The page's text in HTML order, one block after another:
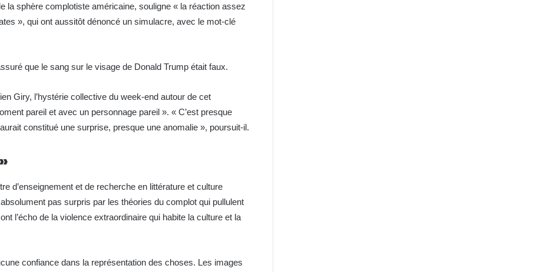
la sphère complotiste américaine, souligne « la réaction assez
», qui ont aussitôt dénoncé un simulacre, avec le mot-clé
que le sang sur le visage de Donald Trump était faux.
Giry, l’hystérie collective du week-end autour de cet
pareil et avec un personnage pareil ». « C’est presque
constitué une surprise, presque une anomalie », poursuit-il.
d’enseignement et de recherche en littérature et culture
pas surpris par les théories du complot qui pullulent
l’écho de la violence extraordinaire qui habite la culture et la
confiance dans la représentation des choses. Les images